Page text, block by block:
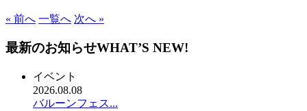
« 前へ 一覧へ 次へ »
最新のお知らせWHAT’S NEW!
イベント
2026.08.08
バルーンフェス...